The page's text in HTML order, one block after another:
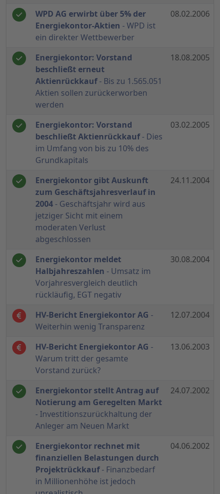
WPD AG erwirbt über 5% der
Energiekontor-Aktien - WPD ist
ein direkter Wettbewerber
08.02.2006
Energiekontor: Vorstand
beschließt erneut
Aktienrückkauf- Bis zu 1.565.051
Aktien sollen zurückerworben
werden
18.08.2005
Energiekontor: Vorstand
beschließt Aktienrückkauf- Dies
im Umfang von bis zu 10% des
Grundkapitals
03.02.2005
Energiekontor gibt Auskunft
zum Geschäftsjahresverlauf in
2004 - Geschäftsjahr wird aus
jetziger Sicht mit einem
moderaten Verlust
abgeschlossen
24.11.2004
Energiekontor meldet
Halbjahreszahlen - Umsatz im
Vorjahresvergleich deutlich
rückläufig, EGT negativ
30.08.2004
HV-Bericht Energiekontor AG -
Weiterhin wenig Transparenz
12.07.2004
HV-Bericht Energiekontor AG -
Warum tritt der gesamte
Vorstand zurück?
13.06.2003
Energiekontor stellt Antrag auf
Notierung am Geregelten Markt
- Investitionszurückhaltung der
Anleger am Neuen Markt
24.07.2002
Energiekontor rechnet mit
finanziellen Belastungen durch
Projektrückkauf- Finanzbedarf
in Millionenhöhe ist jedoch
04.06.2002